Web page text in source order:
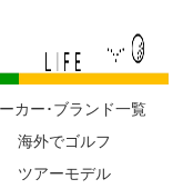
カー･ブランド一覧
海外でゴルフ
ツアーモデル